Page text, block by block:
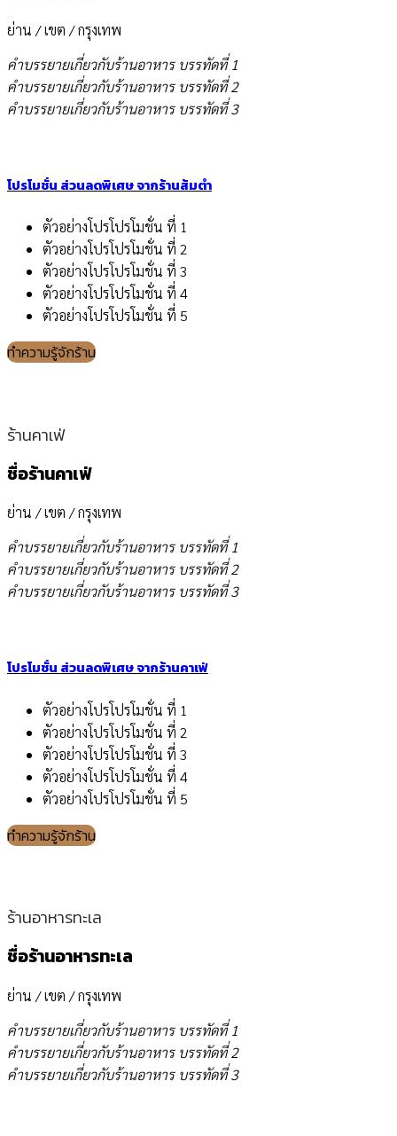
ย่าน / เขต / กรุงเทพ
คำบรรยายเกี่ยวกับร้านอาหาร บรรทัดที่ 1
คำบรรยายเกี่ยวกับร้านอาหาร บรรทัดที่ 2
คำบรรยายเกี่ยวกับร้านอาหาร บรรทัดที่ 3
โปรโมชั่น ส่วนลดพิเศษ จากร้านส้มตำ
ตัวอย่างโปรโปรโมชั่น ที่ 1
ตัวอย่างโปรโปรโมชั่น ที่ 2
ตัวอย่างโปรโปรโมชั่น ที่ 3
ตัวอย่างโปรโปรโมชั่น ที่ 4
ตัวอย่างโปรโปรโมชั่น ที่ 5
ทำความรู้จักร้าน
ร้านคาเฟ่
ชื่อร้านคาเฟ่
ย่าน / เขต / กรุงเทพ
คำบรรยายเกี่ยวกับร้านอาหาร บรรทัดที่ 1
คำบรรยายเกี่ยวกับร้านอาหาร บรรทัดที่ 2
คำบรรยายเกี่ยวกับร้านอาหาร บรรทัดที่ 3
โปรโมชั่น ส่วนลดพิเศษ จากร้านคาเฟ่
ตัวอย่างโปรโปรโมชั่น ที่ 1
ตัวอย่างโปรโปรโมชั่น ที่ 2
ตัวอย่างโปรโปรโมชั่น ที่ 3
ตัวอย่างโปรโปรโมชั่น ที่ 4
ตัวอย่างโปรโปรโมชั่น ที่ 5
ทำความรู้จักร้าน
ร้านอาหารทะเล
ชื่อร้านอาหารทะเล
ย่าน / เขต / กรุงเทพ
คำบรรยายเกี่ยวกับร้านอาหาร บรรทัดที่ 1
คำบรรยายเกี่ยวกับร้านอาหาร บรรทัดที่ 2
คำบรรยายเกี่ยวกับร้านอาหาร บรรทัดที่ 3